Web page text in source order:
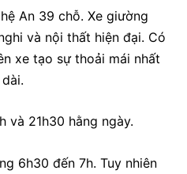
An 39 chỗ. Xe giường
và nội thất hiện đại. Có
xe tạo sự thoải mái nhất
và 21h30 hằng ngày.
6h30 đến 7h. Tuy nhiên